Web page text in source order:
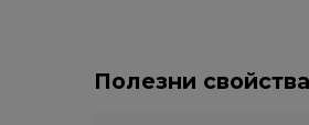
Полезни